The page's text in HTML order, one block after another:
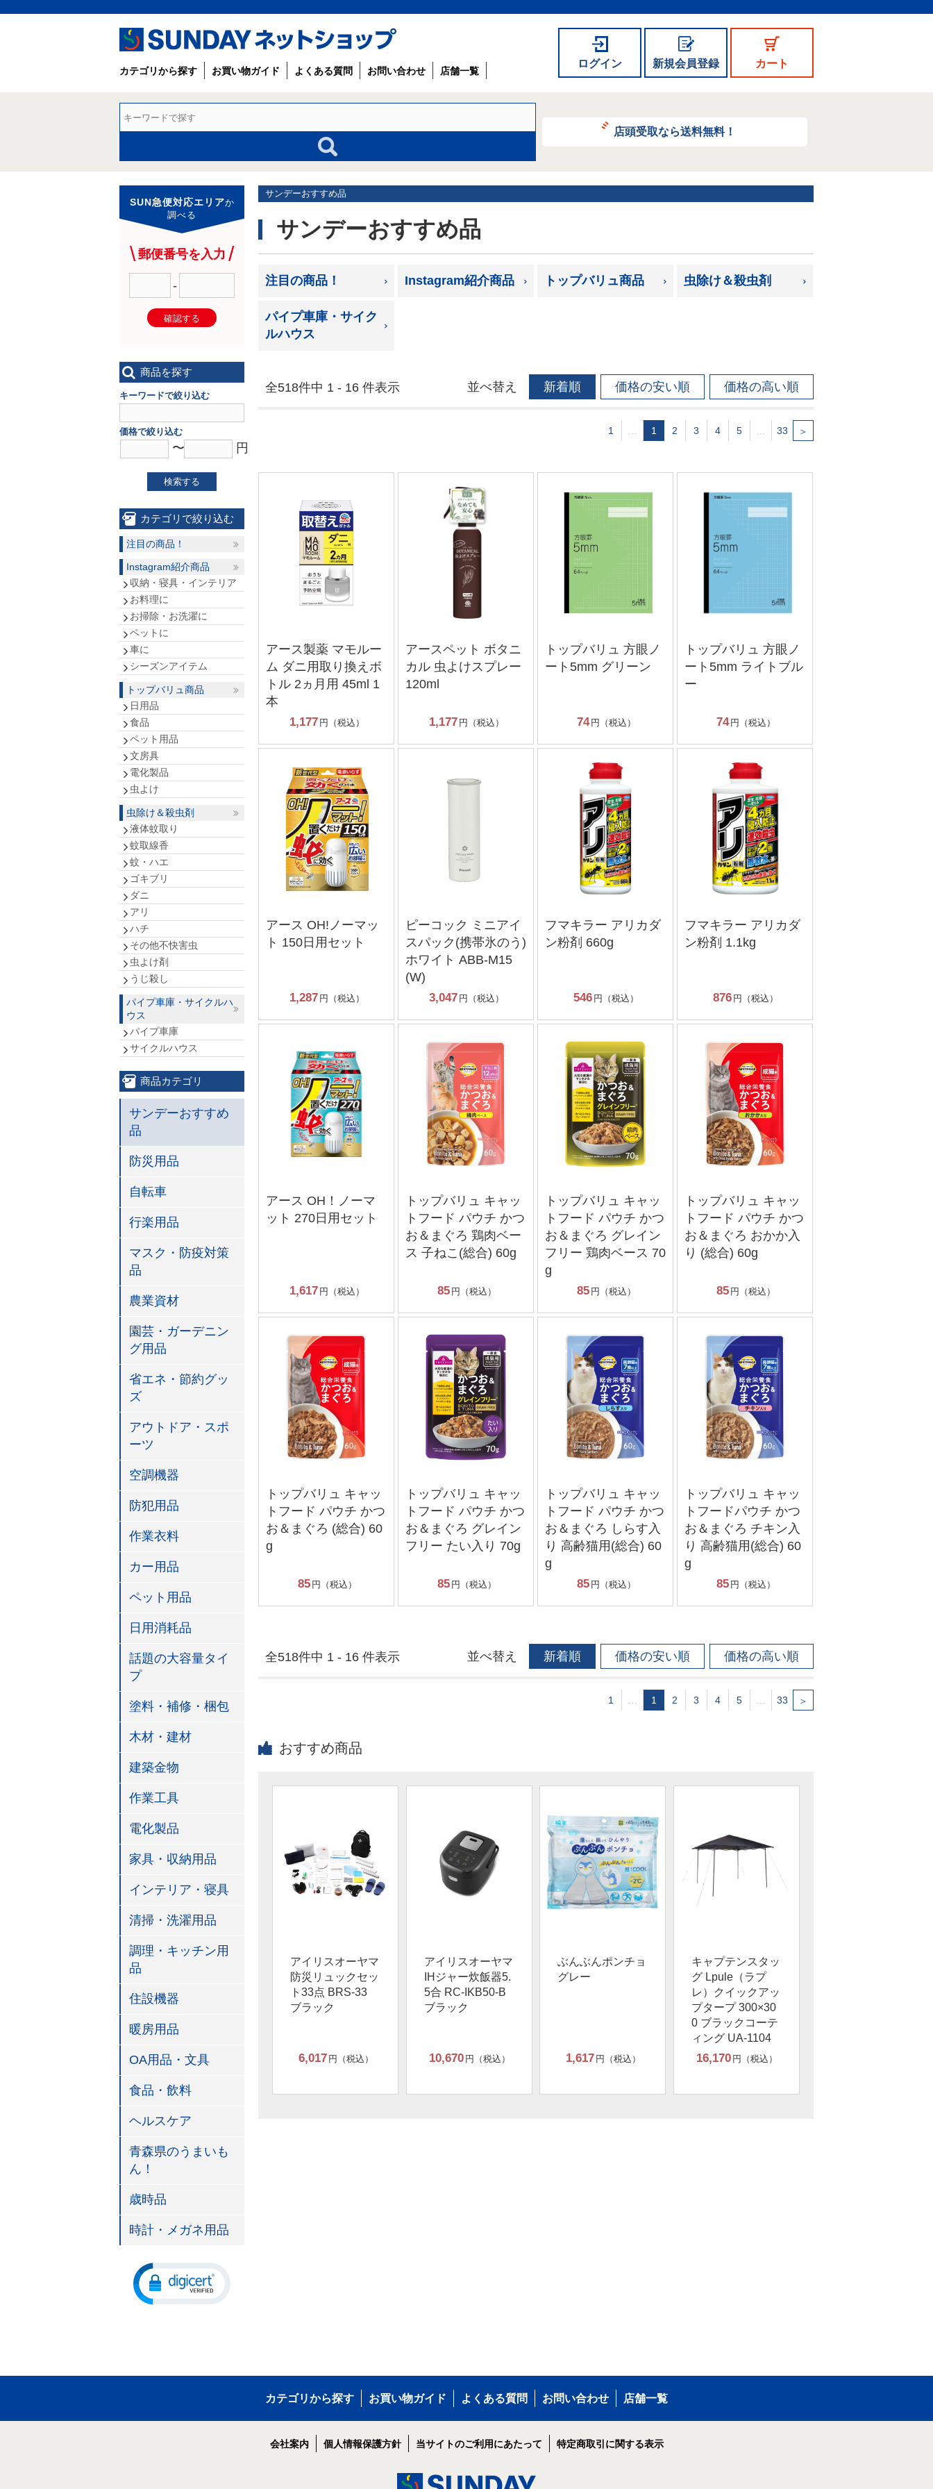
ログイン 新規会員登録 カート
カテゴリから探す お買い物ガイド よくある質問 お問い合わせ 店舗一覧
店頭受取なら送料無料！
サンデーおすすめ品
サンデーおすすめ品
注目の商品！ Instagram紹介商品 トップバリュ商品 虫除け＆殺虫剤
パイプ車庫・サイク
ルハウス
全518件中 1 - 16 件表示 並べ替え 新着順 価格の安い順 価格の高い順
1 1 2 3 4 5 33 ＞
アース製薬 マモルー
ム ダニ用取り換えボ
トル 2ヵ月用 45ml 1
本
1,177 円（税込）
アースペット ボタニ
カル 虫よけスプレー
120ml
1,177 円（税込）
トップバリュ 方眼ノ
ート5mm グリーン
74 円（税込）
トップバリュ 方眼ノ
ート5mm ライトブル
ー
74 円（税込）
アース OH!ノーマッ
ト 150日用セット
1,287 円（税込）
ピーコック ミニアイ
スパック(携帯氷のう)
ホワイト ABB-M15
(W)
3,047 円（税込）
フマキラー アリカダ
ン粉剤 660g
546 円（税込）
フマキラー アリカダ
ン粉剤 1.1kg
876 円（税込）
アース OH！ノーマ
ット 270日用セット
1,617 円（税込）
トップバリュ キャッ
トフード パウチ かつ
お＆まぐろ 鶏肉ベー
ス 子ねこ(総合) 60g
85 円（税込）
トップバリュ キャッ
トフード パウチ かつ
お＆まぐろ グレイン
フリー 鶏肉ベース 70
g
85 円（税込）
トップバリュ キャッ
トフード パウチ かつ
お＆まぐろ おかか入
り (総合) 60g
85 円（税込）
トップバリュ キャッ
トフード パウチ かつ
お＆まぐろ (総合) 60
g
85 円（税込）
トップバリュ キャッ
トフード パウチ かつ
お＆まぐろ グレイン
フリー たい入り 70g
85 円（税込）
トップバリュ キャッ
トフード パウチ かつ
お＆まぐろ しらす入
り 高齢猫用(総合) 60
g
85 円（税込）
トップバリュ キャッ
トフードパウチ かつ
お＆まぐろ チキン入
り 高齢猫用(総合) 60
g
85 円（税込）
全518件中 1 - 16 件表示 並べ替え 新着順 価格の安い順 価格の高い順
1 1 2 3 4 5 33 ＞
SUN急便対応エリアか
調べる
郵便番号を入力
-
確認する
商品を探す
キーワードで絞り込む
価格で絞り込む
〜 円
検索する
カテゴリで絞り込む
注目の商品！
Instagram紹介商品
収納・寝具・インテリア
お料理に
お掃除・お洗濯に
ペットに
車に
シーズンアイテム
トップバリュ商品
日用品
食品
ペット用品
文房具
電化製品
虫よけ
虫除け＆殺虫剤
液体蚊取り
蚊取線香
蚊・ハエ
ゴキブリ
ダニ
アリ
ハチ
その他不快害虫
虫よけ剤
うじ殺し
パイプ車庫・サイクルハ
ウス
パイプ車庫
サイクルハウス
商品カテゴリ
サンデーおすすめ
品
防災用品
自転車
行楽用品
マスク・防疫対策
品
農業資材
園芸・ガーデニン
グ用品
省エネ・節約グッ
ズ
アウトドア・スポ
ーツ
空調機器
防犯用品
作業衣料
カー用品
ペット用品
日用消耗品
話題の大容量タイ
プ
塗料・補修・梱包
木材・建材
建築金物
作業工具
電化製品
家具・収納用品
インテリア・寝具
清掃・洗濯用品
調理・キッチン用
品
住設機器
暖房用品
OA用品・文具
食品・飲料
ヘルスケア
青森県のうまいも
ん！
歳時品
時計・メガネ用品
おすすめ商品
アイリスオーヤマ
防災リュックセッ
ト33点 BRS-33
ブラック
6,017 円（税込）
アイリスオーヤマ
IHジャー炊飯器5.
5合 RC-IKB50-B
ブラック
10,670 円（税込）
ぶんぶんポンチョ
グレー
1,617 円（税込）
キャプテンスタッ
グ Lpule（ラプ
レ）クイックアッ
プタープ 300×30
0 ブラックコーテ
ィング UA-1104
16,170 円（税込）
カテゴリから探す お買い物ガイド よくある質問 お問い合わせ 店舗一覧
会社案内 個人情報保護方針 当サイトのご利用にあたって 特定商取引に関する表示